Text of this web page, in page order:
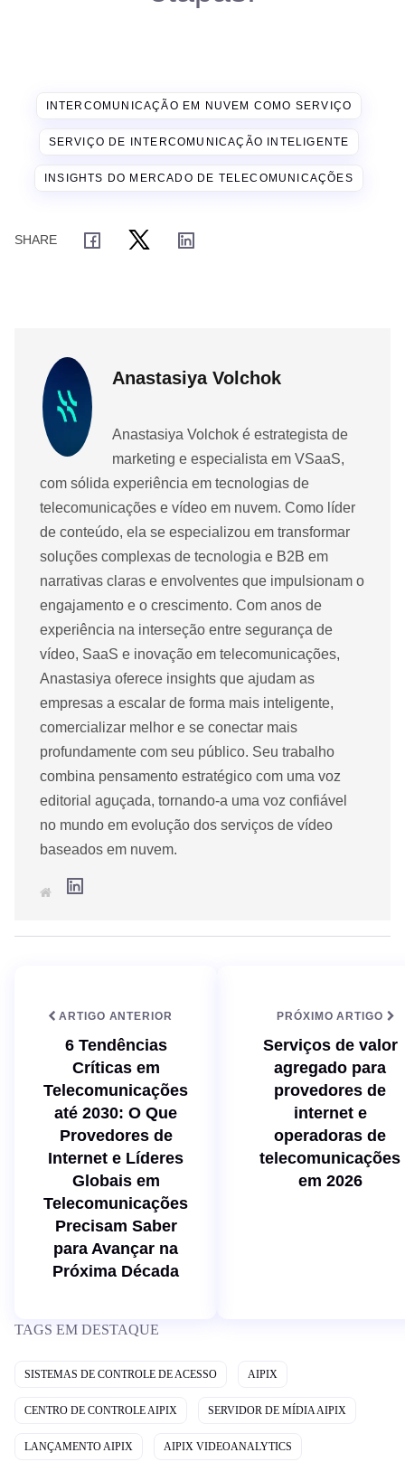
INTERCOMUNICAÇÃO EM NUVEM COMO SERVIÇO
SERVIÇO DE INTERCOMUNICAÇÃO INTELIGENTE
INSIGHTS DO MERCADO DE TELECOMUNICAÇÕES
Anastasiya Volchok
Anastasiya Volchok é estrategista de
marketing e especialista em VSaaS,
com sólida experiência em tecnologias de
telecomunicações e vídeo em nuvem. Como líder
de conteúdo, ela se especializou em transformar
soluções complexas de tecnologia e B2B em
narrativas claras e envolventes que impulsionam o
engajamento e o crescimento. Com anos de
experiência na interseção entre segurança de
vídeo, SaaS e inovação em telecomunicações,
Anastasiya oferece insights que ajudam as
empresas a escalar de forma mais inteligente,
comercializar melhor e se conectar mais
profundamente com seu público. Seu trabalho
combina pensamento estratégico com uma voz
editorial aguçada, tornando-a uma voz confiável
no mundo em evolução dos serviços de vídeo
baseados em nuvem.
ARTIGO ANTERIOR
6 Tendências
Críticas em
Telecomunicações
até 2030: O Que
Provedores de
Internet e Líderes
Globais em
Telecomunicações
Precisam Saber
para Avançar na
Próxima Década
PRÓXIMO ARTIGO
Serviços de valor
agregado para
provedores de
internet e
operadoras de
telecomunicações
em 2026
TAGS EM DESTAQUE
SISTEMAS DE CONTROLE DE ACESSO AIPIX
CENTRO DE CONTROLE AIPIX SERVIDOR DE MÍDIA AIPIX
LANÇAMENTO AIPIX AIPIX VIDEOANALYTICS